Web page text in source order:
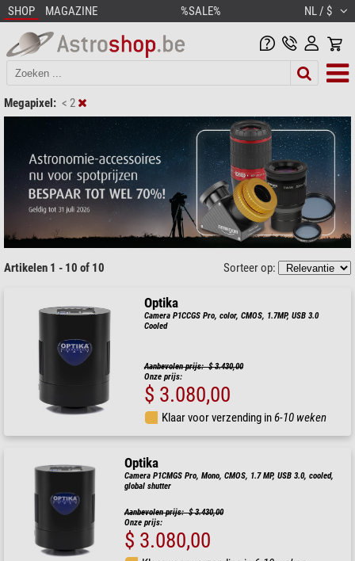
SHOP MAGAZINE %SALE% NL / $
Megapixel: < 2
Artikelen 1 - 10 of 10 Sorteer op:
Optika
Camera P1CCGS Pro, color, CMOS, 1.7MP, USB 3.0
Cooled
Aanbevolen prijs: $ 3.430,00
Onze prijs:
$ 3.080,00
Klaar voor verzending in6-10 weken
Optika
Camera P1CMGS Pro, Mono, CMOS, 1.7 MP, USB 3.0, cooled,
global shutter
Aanbevolen prijs: $ 3.430,00
Onze prijs:
$ 3.080,00